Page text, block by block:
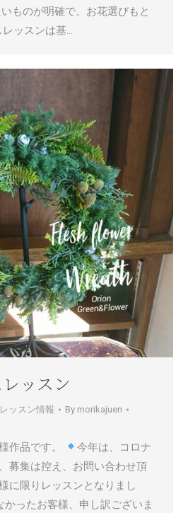
ものが明確で、お花選びもと
レッスンは基…
ッスン
ッスン情報 By morikajuen
作品です。
今年は、コロナ
募集は控え、お問い合わせ頂
に限りレッスンとなりまし
ったお客様、申し訳ございま